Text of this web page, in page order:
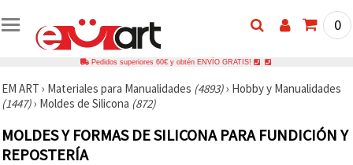
0
Pedidos superiores 60€ y obtén ENVÍO GRATIS!
EM ART › Materiales para Manualidades (4893)› Hobby y Manualidades
(1447)› Moldes de Silicona (872)
MOLDES Y FORMAS DE SILICONA PARA FUNDICIÓN Y
REPOSTERÍA